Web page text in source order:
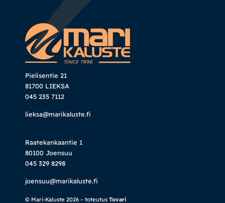
Pielisentie 21
81700 LIEKSA
045 235 7112
lieksa@marikaluste.fi
Raatekankaantie 1
80100 Joensuu
045 329 8298
joensuu@marikaluste.fi
© Mari-Kaluste 2026 – toteutus Tovari